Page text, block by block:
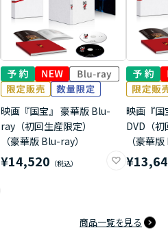
映画『国宝』 豪華版 Blu-
ray（初回生産限定）
（豪華版 Blu-ray）
¥14,520
映画『国
DVD（
（豪華
商品一覧を見る